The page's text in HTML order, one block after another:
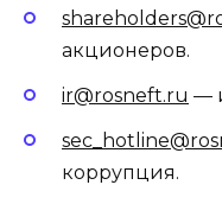
акционеров.
ir@rosneft.ru —
коррупция.